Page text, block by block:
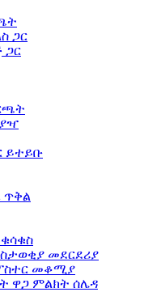
ጋር
ጋር
ይተይቡ
ጥቅል
መደርደሪያ
መቆሚያ
ዋጋ ምልክት ሰሌዳ